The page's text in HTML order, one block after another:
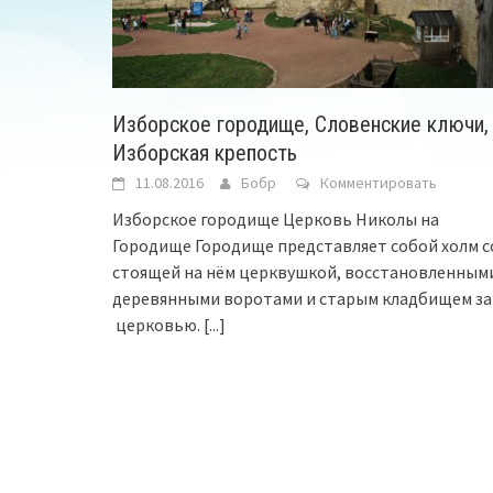
Изборское городище, Словенские ключи,
Изборская крепость
11.08.2016 Бобр Комментировать
Изборское городище Церковь Николы на
Городище Городище представляет собой холм
стоящей на нём церквушкой,
деревянными воротами и старым кладбищем за
церковью. [...]